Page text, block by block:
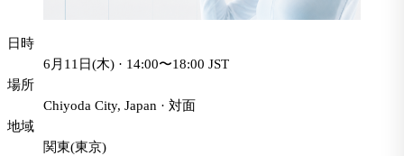
日時
6月11日(木) · 14:00〜18:00 JST
場所
Chiyoda City, Japan · 対面
地域
関東(東京)